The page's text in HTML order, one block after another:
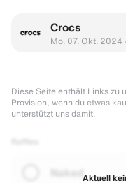
Crocs
Mo. 07. Okt. 2024
Diese Seite enthält Links zu
Provision, wenn du etwas
unterstützt uns damit.
Naked Aktuell